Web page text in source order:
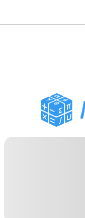
PDF Huiswerk
Studietools